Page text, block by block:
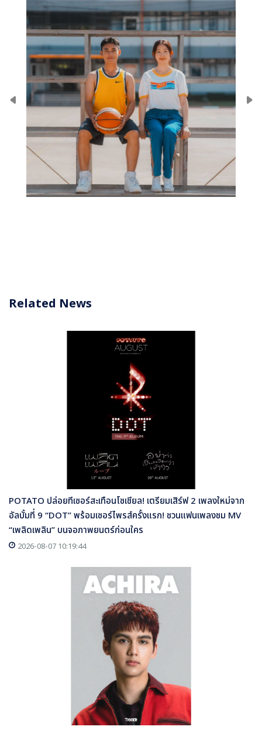
Related News
POTATO ปล่อยทีเซอร์สะเทือนโซเชียล! เตรียมเสิร์ฟ 2 เพลงใหม่จาก
อัลบั้มที่ 9 “DOT” พร้อมเซอร์ไพรส์ครั้งแรก! ชวนแฟนเพลงชม MV
“เพลิดเพลิน” บนจอภาพยนตร์ก่อนใคร
2026-08-07 10:19:44